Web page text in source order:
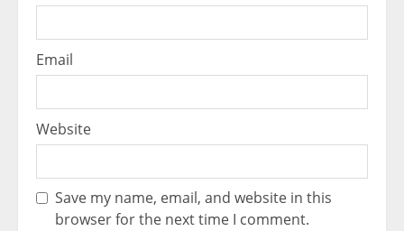
Email
Website
Save my name, email, and website in this
browser for the next time I comment.